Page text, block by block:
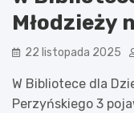
Młodzieży
22 listopada 2025
W Bibliotece dla
Perzyńskiego 3